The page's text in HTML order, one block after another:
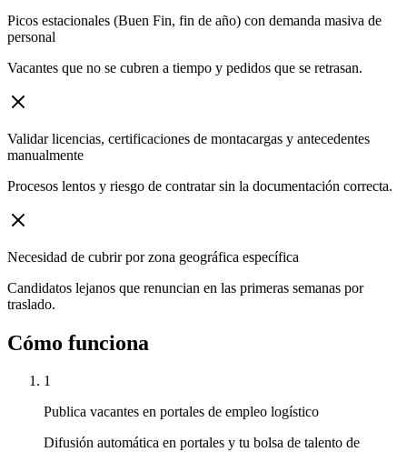
Picos estacionales (Buen Fin, fin de año) con demanda masiva de
personal
Vacantes que no se cubren a tiempo y pedidos que se retrasan.
Validar licencias, certificaciones de montacargas y antecedentes
manualmente
Procesos lentos y riesgo de contratar sin la documentación correcta.
Necesidad de cubrir por zona geográfica específica
Candidatos lejanos que renuncian en las primeras semanas por
traslado.
Cómo funciona
1
Publica vacantes en portales de empleo logístico
Difusión automática en portales y tu bolsa de talento de